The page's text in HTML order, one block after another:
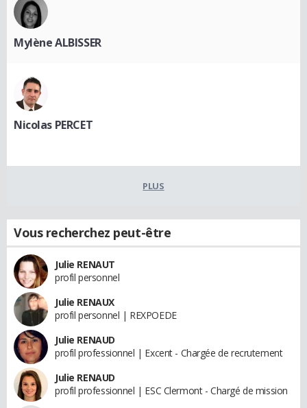
Mylène ALBISSER
Nicolas PERCET
PLUS
Vous recherchez peut-être
Julie RENAUT
profil personnel
Julie RENAUX
profil personnel | REXPOEDE
Julie RENAUD
profil professionnel | Excent - Chargée de recrutement
Julie RENAUD
profil professionnel | ESC Clermont - Chargé de mission